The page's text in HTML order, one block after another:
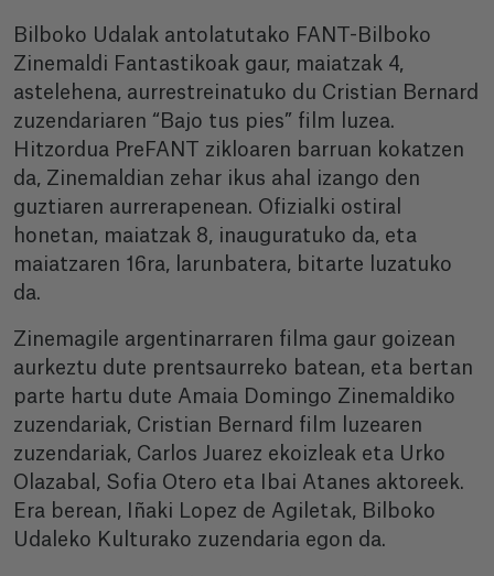
Bilboko Udalak antolatutako FANT-Bilboko
Zinemaldi Fantastikoak gaur, maiatzak 4,
astelehena, aurrestreinatuko du Cristian Bernard
zuzendariaren “Bajo tus pies” film luzea.
Hitzordua PreFANT zikloaren barruan kokatzen
da, Zinemaldian zehar ikus ahal izango den
guztiaren aurrerapenean. Ofizialki ostiral
honetan, maiatzak 8, inauguratuko da, eta
maiatzaren 16ra, larunbatera, bitarte luzatuko
da.
Zinemagile argentinarraren filma gaur goizean
aurkeztu dute prentsaurreko batean, eta bertan
parte hartu dute Amaia Domingo Zinemaldiko
zuzendariak, Cristian Bernard film luzearen
zuzendariak, Carlos Juarez ekoizleak eta Urko
Olazabal, Sofia Otero eta Ibai Atanes aktoreek.
Era berean, Iñaki Lopez de Agiletak, Bilboko
Udaleko Kulturako zuzendaria egon da.